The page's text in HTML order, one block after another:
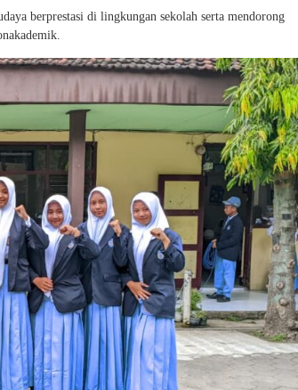
berprestasi di lingkungan sekolah serta mendorong